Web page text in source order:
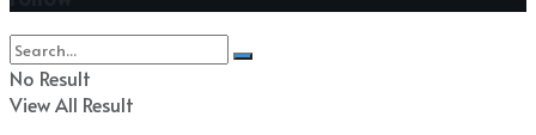
No Result
View All Result